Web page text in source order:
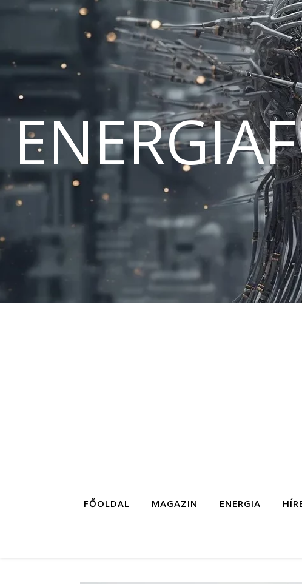
FŐOLDAL MAGAZIN ENERGIA